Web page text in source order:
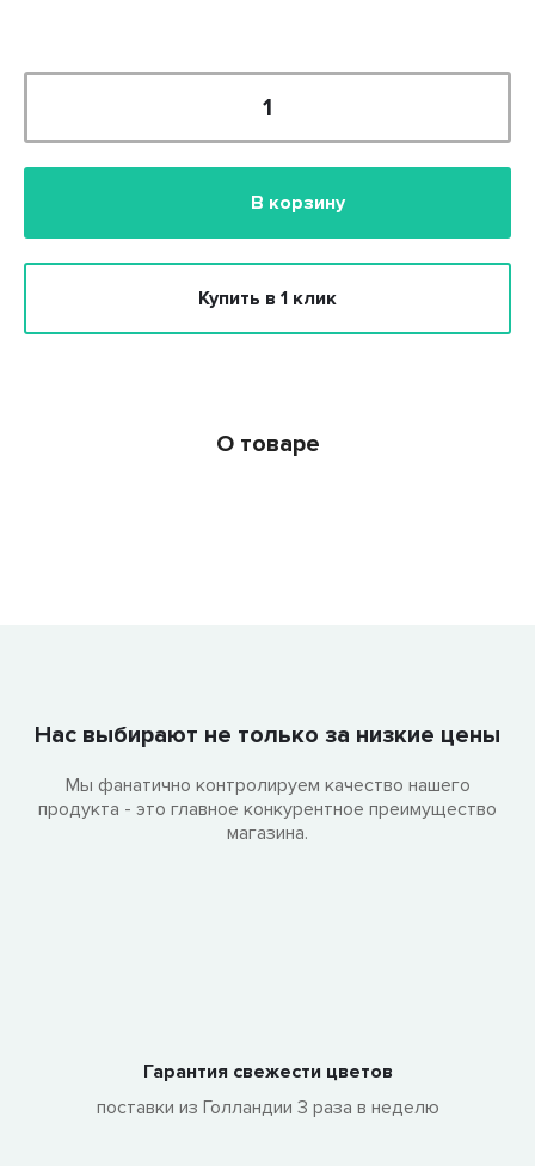
В корзину
Купить в 1 клик
О товаре
Нас выбирают не только за низкие цены
Мы фанатично контролируем качество нашего
продукта - это главное конкурентное преимущество
магазина.
Гарантия свежести цветов
поставки из Голландии 3 раза в неделю